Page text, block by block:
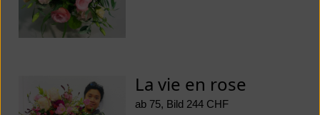
La vie en rose
ab 75, Bild 244 CHF